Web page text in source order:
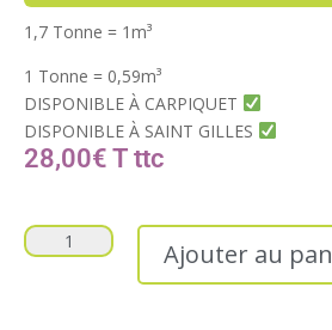
1,7 Tonne = 1m³
1 Tonne = 0,59m³
DISPONIBLE À CARPIQUET
DISPONIBLE À SAINT GILLES
28,00€T
Ajouter au